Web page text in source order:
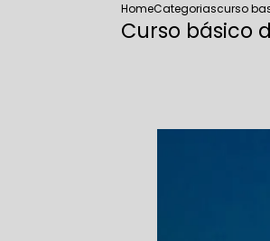
HomeCategoriascurso
Curso básico